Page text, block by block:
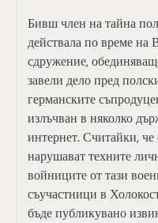
Бивш член на тайна
действала по време на
сдружение,
завели дело пред
германските
излъчван в няколко
интернет. Считайки,
нарушават техните
войниците от тази
съучастници в
бъде публикувано